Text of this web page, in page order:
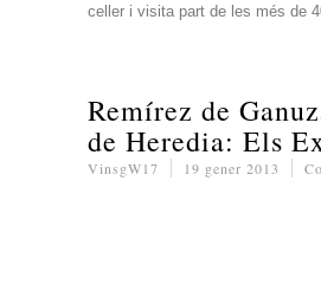
celler i visita part de les més de
Remírez de
de Heredia: Els
VinsgW17 19 gener 2013